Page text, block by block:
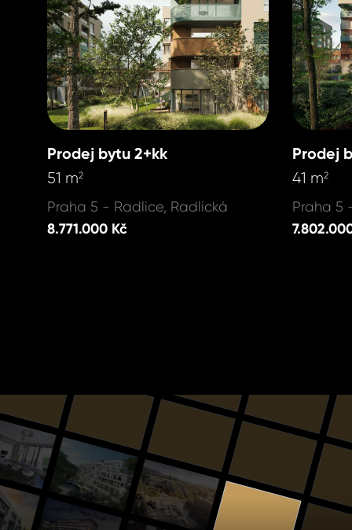
Prodej bytu 2+kk
51 m2
Praha 5 - Radlice, Radlická
8.771.000 Kč
Prodej
41 m2
Praha 5